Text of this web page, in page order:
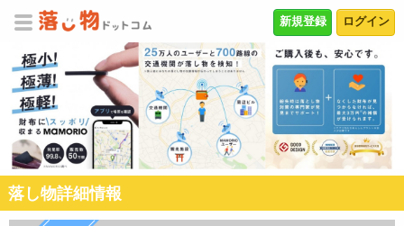
ログイン
新規登録
落し物詳細情報